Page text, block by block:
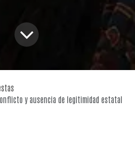
y ausencia de legitimidad estatal